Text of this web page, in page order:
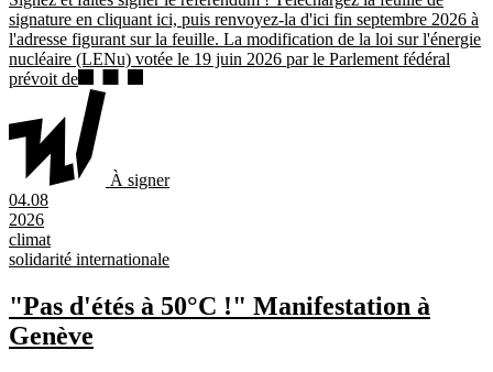
signature en cliquant ici, puis renvoyez-la d'ici fin septembre 2026 à
l'adresse figurant sur la feuille. La modification de la loi sur l'énergie
nucléaire (LENu) votée le 19 juin 2026 par le Parlement fédéral
prévoit de
À signer
04.08
2026
climat
solidarité internationale
"Pas d'étés à 50°C !" Manifestation à
Genève